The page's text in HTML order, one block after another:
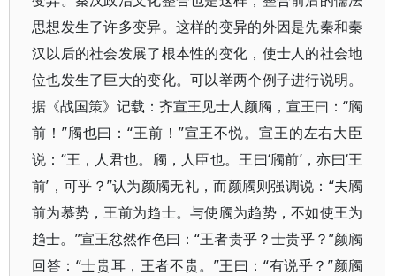
思想发生了许多变异。这样的变异的外因是先秦和秦
汉以后的社会发展了根本性的变化，使士人的社会地
位也发生了巨大的变化。可以举两个例子进行说明。
据《战国策》记载：齐宣王见士人颜斶，宣王曰：“斶
前！”斶也曰：“王前！”宣王不悦。宣王的左右大臣
说：“王，人君也。斶，人臣也。王曰‘斶前’，亦曰‘王
前’，可乎？”认为颜斶无礼，而颜斶则强调说：“夫斶
前为慕势，王前为趋士。与使斶为趋势，不如使王为
趋士。”宣王忿然作色曰：“王者贵乎？士贵乎？”颜斶
回答：“士贵耳，王者不贵。”王曰：“有说乎？”颜斶